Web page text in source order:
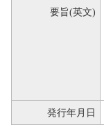
要旨(英文)
発行年月日